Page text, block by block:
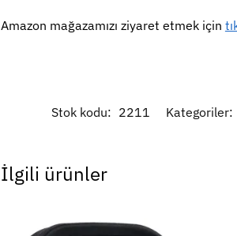
Amazon mağazamızı ziyaret etmek için
Stok kodu: 2211 Kategoriler:
İlgili ürünler